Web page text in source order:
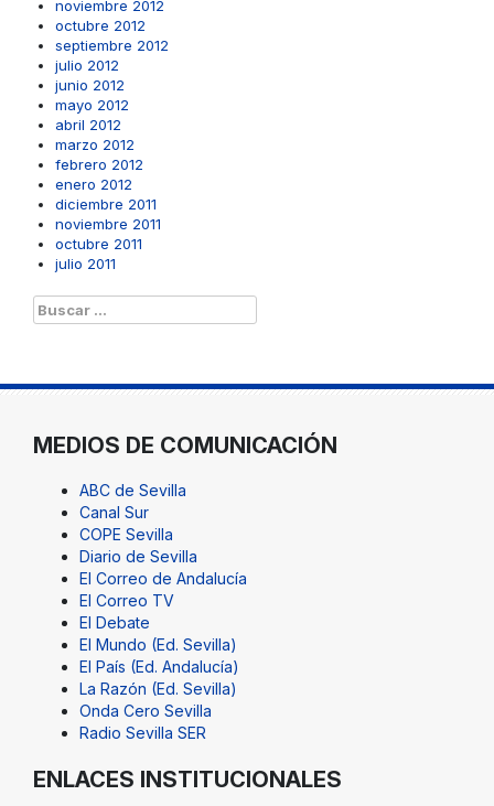
noviembre 2012
octubre 2012
septiembre 2012
julio 2012
junio 2012
mayo 2012
abril 2012
marzo 2012
febrero 2012
enero 2012
diciembre 2011
noviembre 2011
octubre 2011
julio 2011
Buscar:
MEDIOS DE COMUNICACIÓN
ABC de Sevilla
Canal Sur
COPE Sevilla
Diario de Sevilla
El Correo de Andalucía
El Correo TV
El Debate
El Mundo (Ed. Sevilla)
El País (Ed. Andalucía)
La Razón (Ed. Sevilla)
Onda Cero Sevilla
Radio Sevilla SER
ENLACES INSTITUCIONALES